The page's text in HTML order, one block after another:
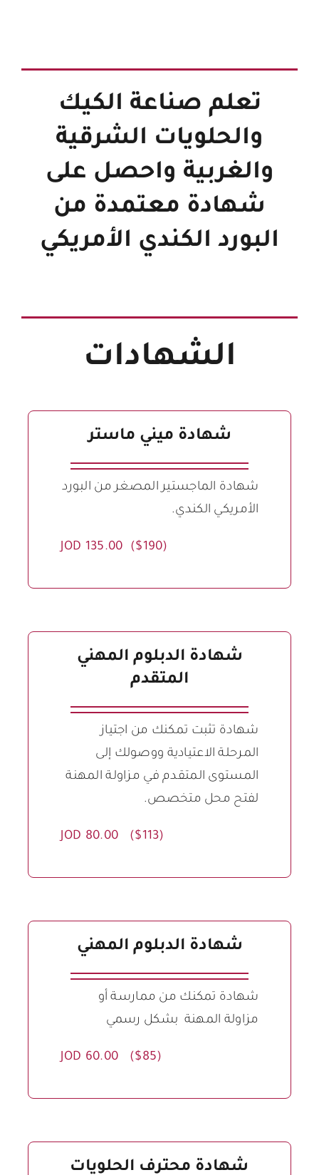
تعلم صناعة الكيك
والحلويات الشرقية
والغربية واحصل على
شهادة معتمدة من
البورد الكندي الأمريكي
الشهادات
شهادة ميني ماستر
شهادة الماجستير المصغر من البورد
الأمريكي الكندي.
JOD 135.00 ($190)
شهادة الدبلوم المهني
المتقدم
شهادة تثبت تمكنك من اجتياز
المرحلة الاعتيادية ووصولك إلى
المستوى المتقدم في مزاولة المهنة
لفتح محل متخصص.
JOD 80.00 ($113)
شهادة الدبلوم المهني
شهادة تمكنك من ممارسة أو
مزاولة المهنة بشكل رسمي
JOD 60.00 ($85)
شهادة محترف الحلويات